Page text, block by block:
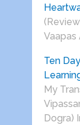
Vaapas
Ten
My
Dogra)